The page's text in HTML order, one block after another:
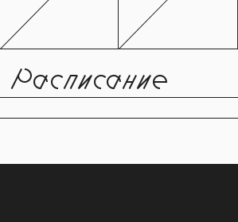
Расписание